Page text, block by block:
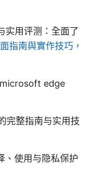
用评测：全面了
指南與實作技巧，
edge
完整指南与实用技
、使用与隐私保护